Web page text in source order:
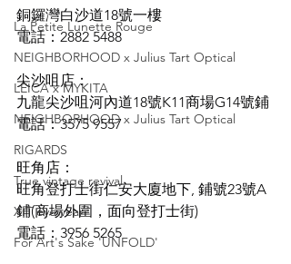
La Petite Lunette Rouge
NEIGHBORHOOD x Julius Tart Optical
LEICA x MYKITA
NEIGHBORHOOD x Julius Tart Optical
RIGARDS
True vintage revival
XIT eyewear
For Art's Sake 'UNFOLD'
銅鑼灣白沙道18號一樓
電話：2882 5488
尖沙咀店：
九龍尖沙咀河內道18號K11商場G14號鋪
電話：3575 9557
旺角店：
旺角登打士街仁安大廈地下, 鋪號23號A
鋪(商場外圍，面向登打士街)
電話：3956 5265